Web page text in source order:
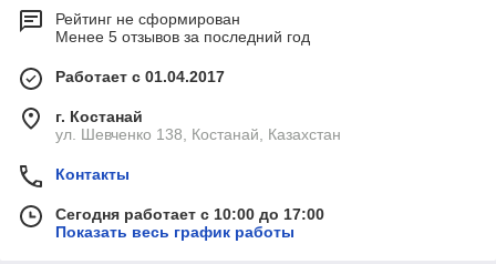
Рейтинг не сформирован
Менее 5 отзывов за последний год
Работает с 01.04.2017
г. Костанай
ул. Шевченко 138, Костанай, Казахстан
Контакты
Сегодня работает с 10:00 до 17:00
Показать весь график работы